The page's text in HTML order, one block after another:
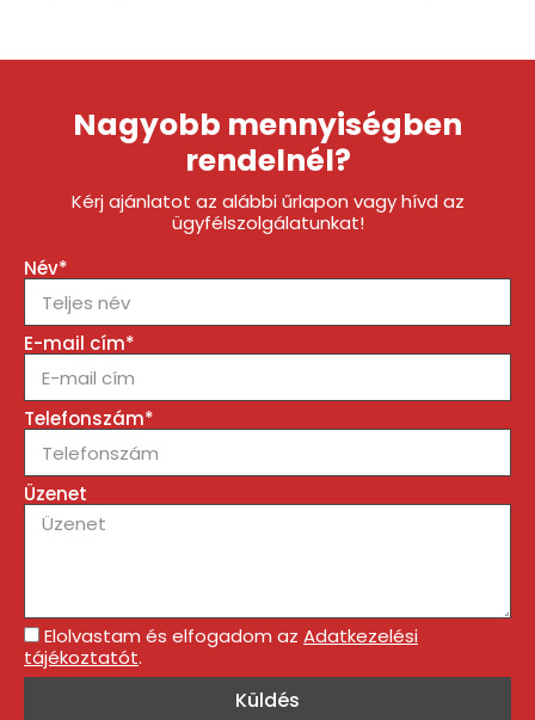
Nagyobb mennyiségben
rendelnél?
Kérj ajánlatot az alábbi űrlapon vagy hívd az
ügyfélszolgálatunkat!
Név*
E-mail cím*
Telefonszám*
Üzenet
Elolvastam és elfogadom az Adatkezelési
tájékoztatót.
Küldés